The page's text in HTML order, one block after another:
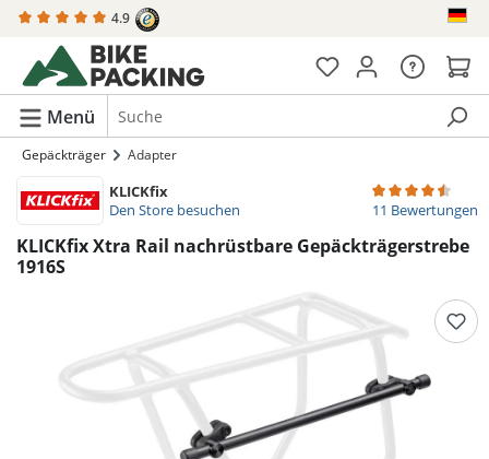
springen 4.9
Menü
Gepäckträger Adapter
KLICKfix
Den Store besuchen
KLICKfix Xtra Rail nachrüstbare Gepäckträgerstrebe
1916S
11 Bewertungen